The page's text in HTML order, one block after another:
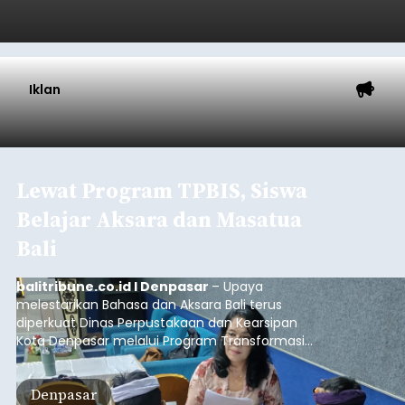
Iklan
Lewat Program TPBIS, Siswa
Belajar Aksara dan Masatua
Bali
balitribune.co.id I Denpasar – Upaya
melestarikan Bahasa dan Aksara Bali terus
diperkuat Dinas Perpustakaan dan Kearsipan
Kota Denpasar melalui Program Transformasi
Perpustakaan Berbasis Inklusi Sosial (TPBIS).
Tahun ini, sebanyak 63 siswa kelas IV dan V SD
Negeri 17 Dangin Puri mendapat pelatihan
Denpasar